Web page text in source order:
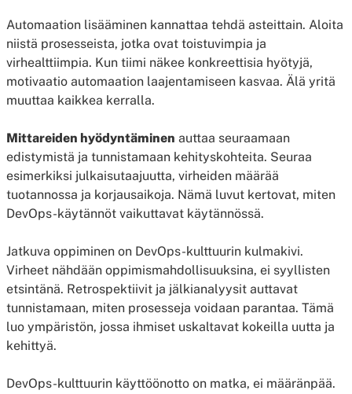
Automaation lisääminen kannattaa tehdä asteittain. Aloita
niistä prosesseista, jotka ovat toistuvimpia ja
virhealttiimpia. Kun tiimi näkee konkreettisia hyötyjä,
motivaatio automaation laajentamiseen kasvaa. Älä yritä
muuttaa kaikkea kerralla.
Mittareiden hyödyntäminen auttaa seuraamaan
edistymistä ja tunnistamaan kehityskohteita. Seuraa
esimerkiksi julkaisutaajuutta, virheiden määrää
tuotannossa ja korjausaikoja. Nämä luvut kertovat, miten
DevOps-käytännöt vaikuttavat käytännössä.
Jatkuva oppiminen on DevOps-kulttuurin kulmakivi.
Virheet nähdään oppimismahdollisuuksina, ei syyllisten
etsintänä. Retrospektiivit ja jälkianalyysit auttavat
tunnistamaan, miten prosesseja voidaan parantaa. Tämä
luo ympäristön, jossa ihmiset uskaltavat kokeilla uutta ja
kehittyä.
DevOps-kulttuurin käyttöönotto on matka, ei määränpää.